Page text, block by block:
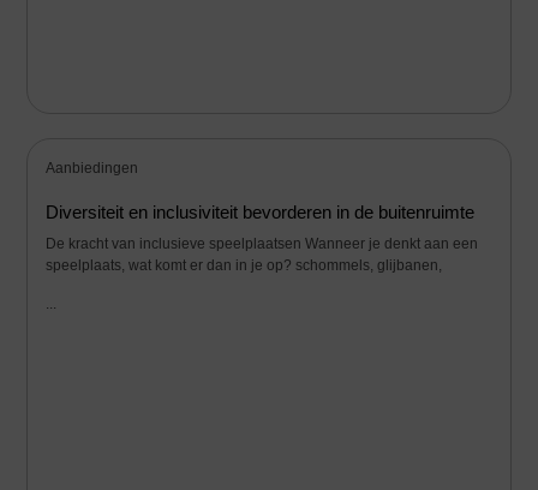
Aanbiedingen
Diversiteit en inclusiviteit bevorderen in de buitenruimte
De kracht van inclusieve speelplaatsen Wanneer je denkt aan een
speelplaats, wat komt er dan in je op? schommels, glijbanen,
...